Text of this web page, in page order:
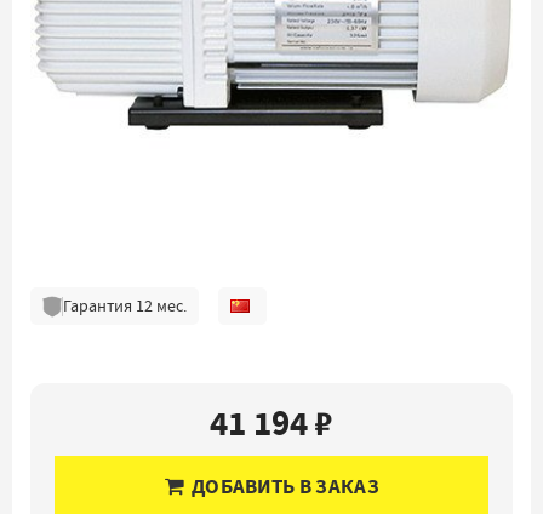
Гарантия 12мес.
41 194 ₽
ДОБАВИТЬ В ЗАКАЗ